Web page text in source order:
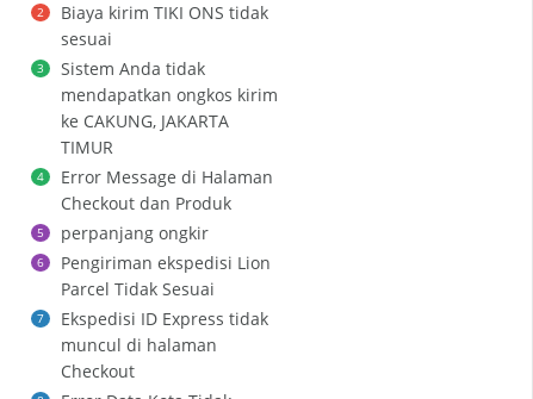
2
Biaya kirim TIKI ONS tidak
sesuai
3
Sistem Anda tidak
mendapatkan ongkos kirim
ke CAKUNG, JAKARTA
TIMUR
4
Error Message di Halaman
Checkout dan Produk
5 perpanjang ongkir
6
Pengiriman ekspedisi Lion
Parcel Tidak Sesuai
7
Ekspedisi ID Express tidak
muncul di halaman
Checkout